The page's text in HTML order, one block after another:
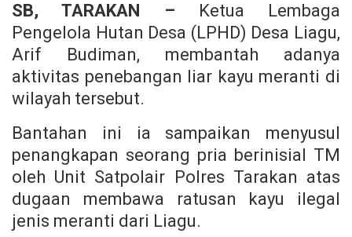
SB, TARAKAN – Ketua Lembaga
Pengelola Hutan Desa (LPHD) Desa Liagu,
Arif Budiman, membantah adanya
aktivitas penebangan liar kayu meranti di
wilayah tersebut.
Bantahan ini ia sampaikan menyusul
penangkapan seorang pria berinisial TM
oleh Unit Satpolair Polres Tarakan atas
dugaan membawa ratusan kayu ilegal
jenis meranti dari Liagu.